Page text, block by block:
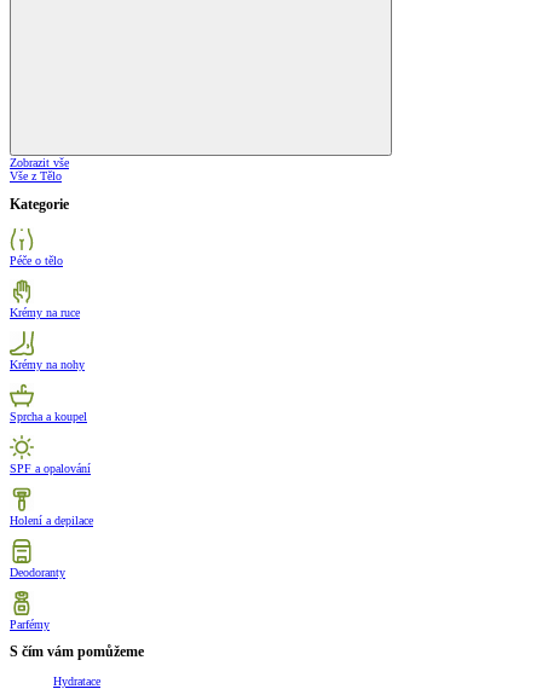
Zobrazit vše
Vše z Tělo
Kategorie
Péče o tělo
Krémy na ruce
Krémy na nohy
Sprcha a koupel
SPF a opalování
Holení a depilace
Deodoranty
Parfémy
S čím vám pomůžeme
Hydratace